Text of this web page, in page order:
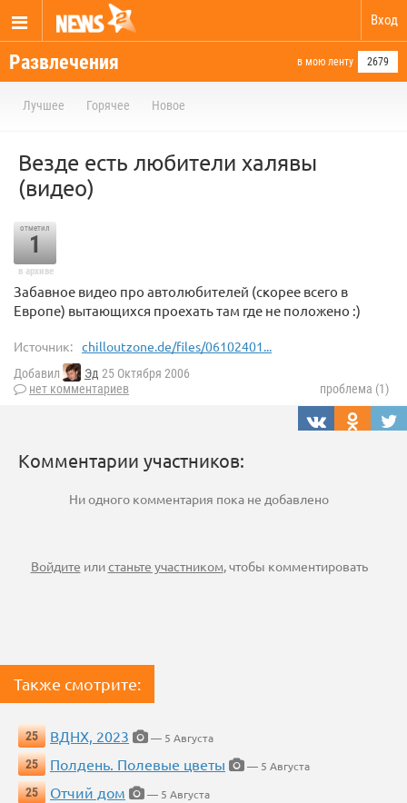
Вход
Развлечения в мою ленту 2679
Лучшее Горячее Новое
Везде есть любители халявы
(видео)
отметил
1
в архиве
Забавное видео про автолюбителей (скорее всего в
Европе) вытающихся проехать там где не положено :)
Источник: chilloutzone.de/files/06102401...
Добавил Эд 25 Октября 2006
нет комментариев
проблема (1)
Комментарии участников:
Ни одного комментария пока не добавлено
Войдите илистаньте участником, чтобы комментировать
Также смотрите:
25 ВДНХ, 2023
— 5 Августа
25
Полдень. Полевые цветы
— 5 Августа
25
Отчий дом
— 5 Августа